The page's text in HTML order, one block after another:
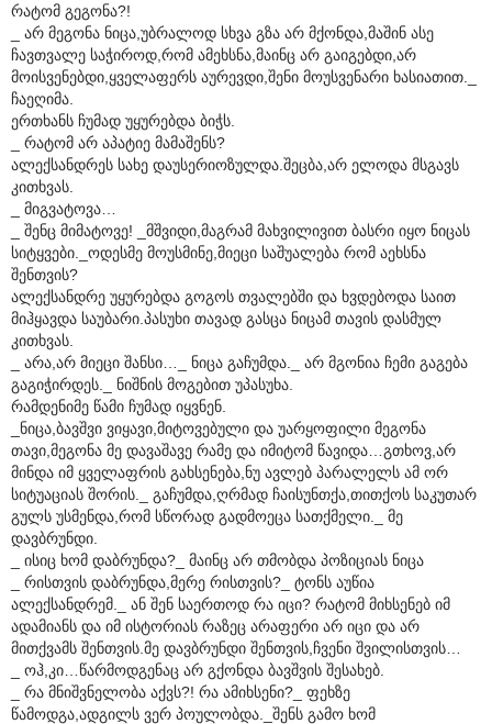
რატომ გეგონა?!
_ არ მეგონა ნიცა,უბრალოდ სხვა გზა არ მქონდა,მაშინ ასე
ჩავთვალე საჭიროდ,რომ ამეხსნა,მაინც არ გაიგებდი,არ
მოისვენებდი,ყველაფერს აურევდი,შენი მოუსვენარი ხასიათით._
ჩაეღიმა.
ერთხანს ჩუმად უყურებდა ბიჭს.
_ რატომ არ აპატიე მამაშენს?
ალექსანდრეს სახე დაუსერიოზულდა.შეცბა,არ ელოდა მსგავს
კითხვას.
_ მიგვატოვა…
_ შენც მიმატოვე! _მშვიდი,მაგრამ მახვილივით ბასრი იყო ნიცას
სიტყვები._ოდესმე მოუსმინე,მიეცი საშუალება რომ აეხსნა
შენთვის?
ალექსანდრე უყურებდა გოგოს თვალებში და ხვდებოდა საით
მიჰყავდა საუბარი.პასუხი თავად გასცა ნიცამ თავის დასმულ
კითხვას.
_ არა,არ მიეცი შანსი…_ ნიცა გაჩუმდა._ არ მგონია ჩემი გაგება
გაგიჭირდეს._ ნიშნის მოგებით უპასუხა.
რამდენიმე წამი ჩუმად იყვნენ.
_ნიცა,ბავშვი ვიყავი,მიტოვებული და უარყოფილი მეგონა
თავი,მეგონა მე დავაშავე რამე და იმიტომ წავიდა…გთხოვ,არ
მინდა იმ ყველაფრის გახსენება,ნუ ავლებ პარალელს ამ ორ
სიტუაციას შორის._ გაჩუმდა,ღრმად ჩაისუნთქა,თითქოს საკუთარ
გულს უსმენდა,რომ სწორად გადმოეცა სათქმელი._ მე
დავბრუნდი.
_ ისიც ხომ დაბრუნდა?_ მაინც არ თმობდა პოზიციას ნიცა
_ რისთვის დაბრუნდა,მერე რისთვის?_ ტონს აუწია
ალექსანდრემ._ ან შენ საერთოდ რა იცი? რატომ მიხსენებ იმ
ადამიანს და იმ ისტორიას რაზეც არაფერი არ იცი და არ
მითქვამს შენთვის.მე დავბრუნდი შენთვის,ჩვენი შვილისთვის…
_ ოჰ,კი…წარმოდგენაც არ გქონდა ბავშვის შესახებ.
_ რა მნიშვნელობა აქვს?! რა ამიხსენი?_ ფეხზე
წამოდგა,ადგილს ვერ პოულობდა._შენს გამო ხომ